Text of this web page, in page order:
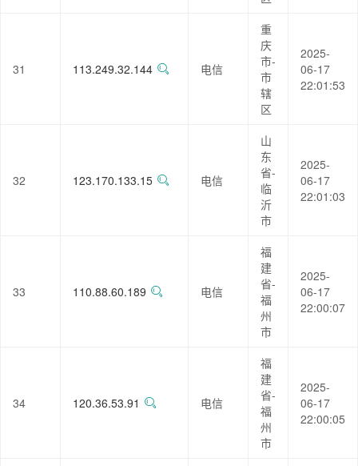
31 113.249.32.144 电信
重
庆
市-
市
辖
区
2025-
06-17
22:01:53
32 123.170.133.15 电信
山
东
省-
临
沂
市
2025-
06-17
22:01:03
33 110.88.60.189 电信
福
建
省-
福
州
市
2025-
06-17
22:00:07
34 120.36.53.91 电信
福
建
省-
福
州
市
2025-
06-17
22:00:05